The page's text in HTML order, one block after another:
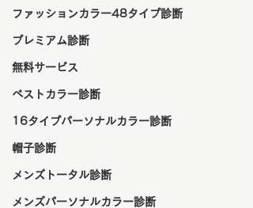
ファッションカラー48タイプ診断
プレミアム診断
無料サービス
ベストカラー診断
16タイプパーソナルカラー診断
帽子診断
メンズトータル診断
メンズパーソナルカラー診断